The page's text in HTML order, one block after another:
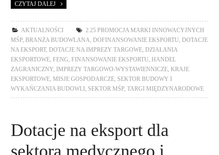
CZYTAJ DALEJ
AKTUALNOŚCI
2.25 PROMOCJA MARKI INNOWACYJNYCH
MŚP ,BRANŻA BUDOWLANA ,DOFINANSOWANIE EKSPORTU ,DOTACJE
NA EKSPORT,DOTACJE NA IMPREZY TARGOWE ,DZIAŁANIA
EKSPORTOWE ,FENG ,FINANSOWANIE EKSPORTU ,HANDEL
ZAGRANICZNY
IMPREZY TARGOWO-WYSTAWIENNICZE ,KRAJE
EKSPORTOWE ,MISJE GOSPODARCZE SEKTOR BUDOWY I
WYKAŃCZANIA BUDOWLI
SEKTOR MŚP ,TARGI MIĘDZYNARODOWE
Dotacje na eksport dla
sektora medycznego i